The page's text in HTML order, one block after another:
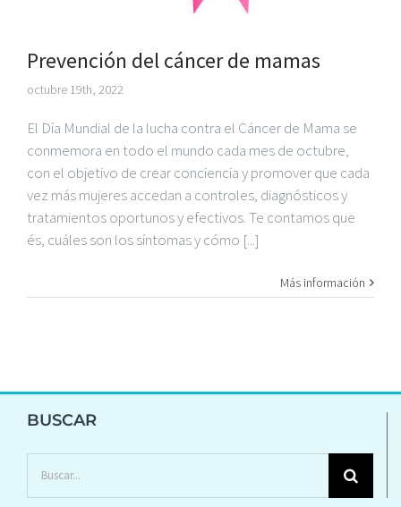
Prevención del cáncer de mamas
octubre 19th, 2022
El Día Mundial de la lucha contra el Cáncer de Mama se
conmemora en todo el mundo cada mes de octubre,
con el objetivo de crear conciencia y promover que cada
vez más mujeres accedan a controles, diagnósticos y
tratamientos oportunos y efectivos. Te contamos que
és, cuáles son los síntomas y cómo [...]
Más información
BUSCAR